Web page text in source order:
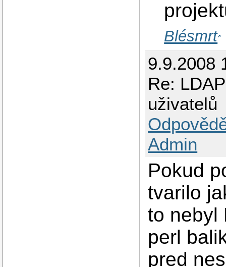
Blésmrt
9.9.2008
Re:
uživatelů
Admin
Pokud
tvarilo
to nebyl
perl
pred